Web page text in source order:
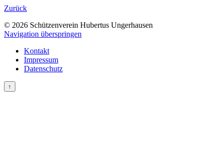
Zurück
© 2026 Schützenverein Hubertus Ungerhausen
Navigation überspringen
Kontakt
Impressum
Datenschutz
↑